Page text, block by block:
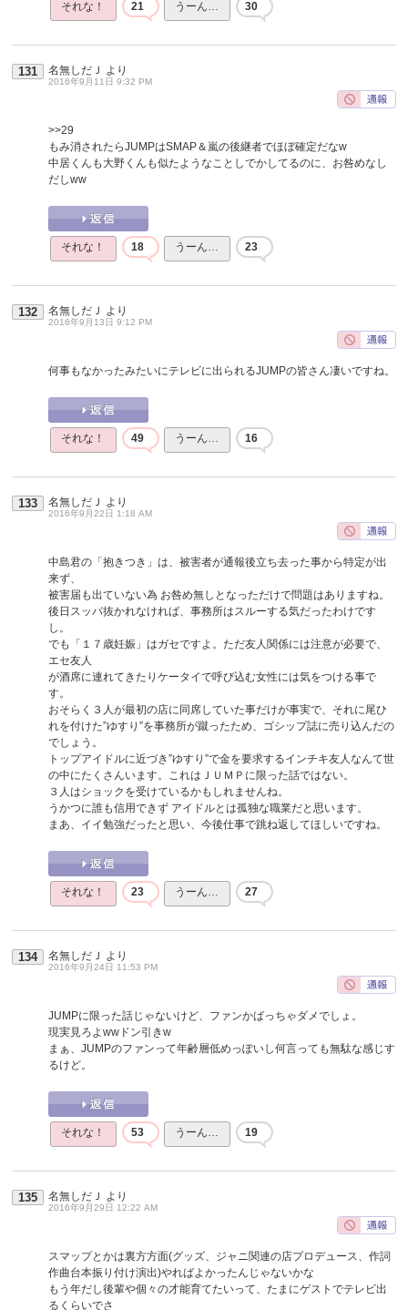
それな！ 21 うーん… 30
131 名無しだＪ より
2016年9月11日 9:32 PM
>>29
もみ消されたらJUMPはSMAP＆嵐の後継者でほぼ確定だなw
中居くんも大野くんも似たようなことしでかしてるのに、お咎めなし
だしww
それな！ 18 うーん… 23
132 名無しだＪ より
2016年9月13日 9:12 PM
何事もなかったみたいにテレビに出られるJUMPの皆さん凄いですね。
それな！ 49 うーん… 16
133 名無しだＪ より
2016年9月22日 1:18 AM
中島君の「抱きつき」は、被害者が通報後立ち去った事から特定が出
来ず、
被害届も出ていない為 お咎め無しとなっただけで問題はありますね。
後日スッパ抜かれなければ、事務所はスルーする気だったわけです
し。
でも「１７歳妊娠」はガセですよ。ただ友人関係には注意が必要で、
エセ友人
が酒席に連れてきたりケータイで呼び込む女性には気をつける事で
す。
おそらく３人が最初の店に同席していた事だけが事実で、それに尾ひ
れを付けた”ゆすり”を事務所が蹴ったため、ゴシップ誌に売り込んだの
でしょう。
トップアイドルに近づき”ゆすり”で金を要求するインチキ友人なんて世
の中にたくさんいます。これはＪＵＭＰに限った話ではない。
３人はショックを受けているかもしれませんね。
うかつに誰も信用できず アイドルとは孤独な職業だと思います。
まあ、イイ勉強だったと思い、今後仕事で跳ね返してほしいですね。
それな！ 23 うーん… 27
134 名無しだＪ より
2016年9月24日 11:53 PM
JUMPに限った話じゃないけど、ファンかばっちゃダメでしょ。
現実見ろよwwドン引きw
まぁ、JUMPのファンって年齢層低めっぽいし何言っても無駄な感じす
るけど。
それな！ 53 うーん… 19
135 名無しだＪ より
2016年9月29日 12:22 AM
スマップとかは裏方方面(グッズ、ジャニ関連の店プロデュース、作詞
作曲台本振り付け演出)やればよかったんじゃないかな
もう年だし後輩や個々の才能育てたいって、たまにゲストでテレビ出
るくらいでさ